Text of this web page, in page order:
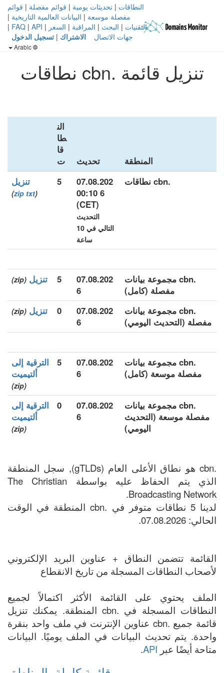
النطاقات | تحديثات يومية | قوائم مفصلة | قوائم
مفصلة موسعة | البيانات العالمية التاريخية |
التقنيات | البحث | المراقبة | السعر |
FAQ | API
|
جهات الاتصال
الاشتراك | تسجيل الدخول
تنزيل قائمة .cbn نطاقات
المنطقة تحديث
الن
طا
قا
ت
.cbn نطاقات
07.08.202
6 00:10
(CET)
التحديث
التالي في 10
ساعة
5 تنزيل
(
zip txt
)
.cbn مجموعة بيانات
مفصلة (كامل)
07.08.202
6
5 تنزيل (zip)
.cbn مجموعة بيانات
مفصلة (التحديث اليومي)
07.08.202
6
0 تنزيل (zip)
.cbn مجموعة بيانات
مفصلة موسعة (كامل)
07.08.202
6
5
الترقية إلى
ألتيميت
(zip)
.cbn مجموعة بيانات
مفصلة موسعة (التحديث
اليومي)
07.08.202
6
0
الترقية إلى
ألتيميت
(zip)
.cbn هو نطاق الأعلى العام (gTLDs), سجل المنطقة
الذي يتم الحفاظ عليه بواسطة The Christian
Broadcasting Network.
لدينا 5 نطاقات متوفر في .cbn المنطقة في الوقت
الحالي: 07.08.2026.
القائمة تتضمن النطاق + عناوين البريد الإلكتروني
لأصحاب النطاقات المسجلة من تاريخ الانقطاع
الملف يحتوي على القائمة الأكثر اكتمالاً لجميع
النطاقات المسجلة في .cbn المنطقة. يمكنك تنزيل
قائمة جميع .cbn عناوين الإنترنت في ملف واحد بنقرة
واحدة. يتم تحديث البيانات في الملف يوميًا. البيانات
متاحة أيضًا عبر API
.